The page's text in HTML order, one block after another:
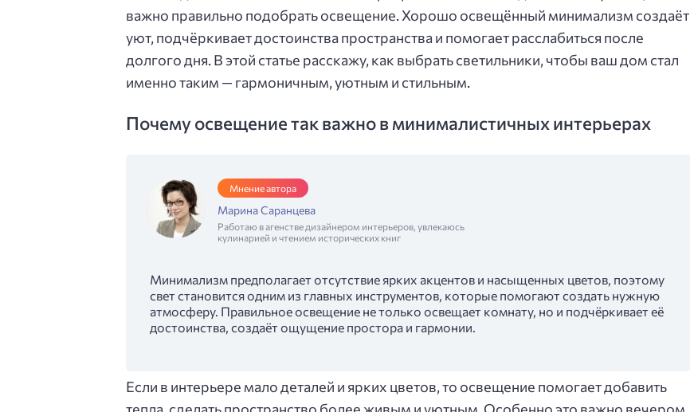
важно правильно подобрать освещение. Хорошо освещённый минимализм создаёт
уют, подчёркивает достоинства пространства и помогает расслабиться после
долгого дня. В этой статье расскажу, как выбрать светильники, чтобы ваш дом стал
именно таким — гармоничным, уютным и стильным.
Почему освещение так важно в минималистичных интерьерах
Мнение автора
Марина Саранцева
Работаю в агенстве дизайнером интерьеров, увлекаюсь
кулинарией и чтением исторических книг
Минимализм предполагает отсутствие ярких акцентов и насыщенных цветов, поэтому
свет становится одним из главных инструментов, которые помогают создать нужную
атмосферу. Правильное освещение не только освещает комнату, но и подчёркивает её
достоинства, создаёт ощущение простора и гармонии.
Если в интерьере мало деталей и ярких цветов, то освещение помогает добавить